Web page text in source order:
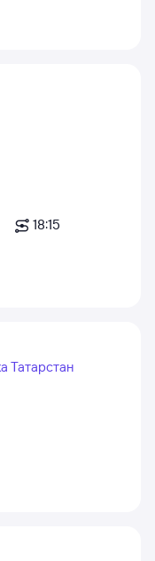
18:15
Татарстан